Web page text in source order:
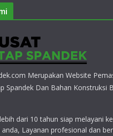
Merupakan Website
Spandek Dan Bahan Konstruksi
dari 10 tahun siap melayani
Layanan profesional dan